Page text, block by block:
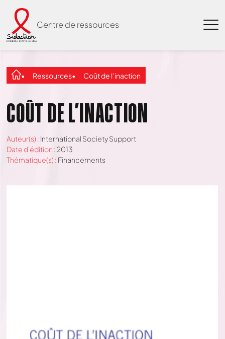
Centre de ressources
Ressources Coût de l’inaction
COÛT DE L’INACTION
Auteur(s) : International Society Support
Date d'édition : 2013
Thématique(s) : Financements